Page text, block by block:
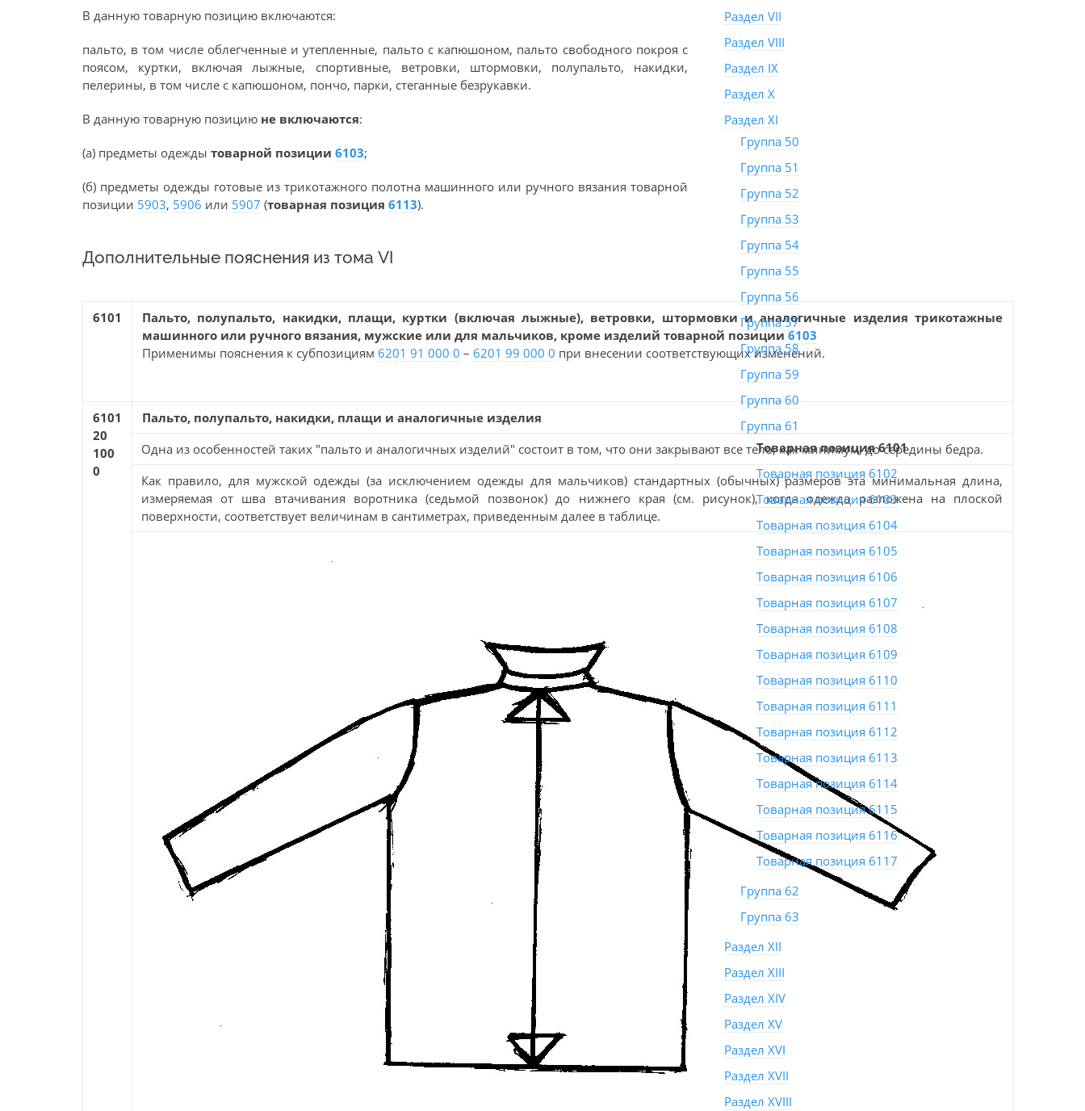
В данную товарную позицию включаются:
пальто, в том числе облегченные и утепленные, пальто с капюшоном, пальто свободного покроя с
поясом, куртки, включая лыжные, спортивные, ветровки, штормовки, полупальто, накидки,
пелерины, в том числе с капюшоном, пончо, парки, стеганные безрукавки.
В данную товарную позицию не включаются:
(а) предметы одежды товарной позиции 6103;
(б) предметы одежды готовые из трикотажного полотна машинного или ручного вязания товарной
позиции 5903, 5906 или 5907 (товарная позиция 6113).
Дополнительные пояснения из тома VI
6101
Пальто, полупальто, накидки, плащи, куртки (включая лыжные), ветровки, штормовки и аналогичные изделия трикотажные
машинного или ручного вязания, мужские или для мальчиков, кроме изделий товарной позиции 6103
Применимы пояснения к субпозициям 6201 91 000 0 – 6201 99 000 0 при внесении соответствующих изменений.
6101
20
100
0
Пальто, полупальто, накидки, плащи и аналогичные изделия
Одна из особенностей таких "пальто и аналогичных изделий" состоит в том, что они закрывают все тело, как минимум, до середины бедра.
Как правило, для мужской одежды (за исключением одежды для мальчиков) стандартных (обычных) размеров эта минимальная длина,
измеряемая от шва втачивания воротника (седьмой позвонок) до нижнего края (см. рисунок), когда одежда разложена на плоской
поверхности, соответствует величинам в сантиметрах, приведенным далее в таблице.
Раздел VII
Раздел VIII
Раздел IX
Раздел X
Раздел XI
Группа 50
Группа 51
Группа 52
Группа 53
Группа 54
Группа 55
Группа 56
Группа 57
Группа 58
Группа 59
Группа 60
Группа 61
Товарная позиция 6101
Товарная позиция 6102
Товарная позиция 6103
Товарная позиция 6104
Товарная позиция 6105
Товарная позиция 6106
Товарная позиция 6107
Товарная позиция 6108
Товарная позиция 6109
Товарная позиция 6110
Товарная позиция 6111
Товарная позиция 6112
Товарная позиция 6113
Товарная позиция 6114
Товарная позиция 6115
Товарная позиция 6116
Товарная позиция 6117
Группа 62
Группа 63
Раздел XII
Раздел XIII
Раздел XIV
Раздел XV
Раздел XVI
Раздел XVII
Раздел XVIII